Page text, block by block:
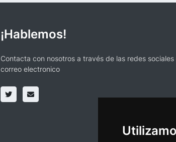
¡Hablemos!
Contacta con nosotros a través de las redes sociales
correo electronico